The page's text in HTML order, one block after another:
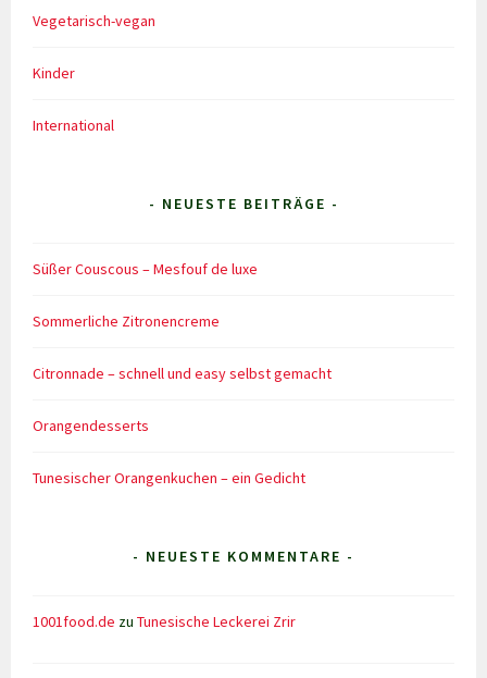
Vegetarisch-vegan
Kinder
International
- NEUESTE BEITRÄGE -
Süßer Couscous – Mesfouf de luxe
Sommerliche Zitronencreme
Citronnade – schnell und easy selbst gemacht
Orangendesserts
Tunesischer Orangenkuchen – ein Gedicht
- NEUESTE KOMMENTARE -
1001food.de zuTunesische Leckerei Zrir